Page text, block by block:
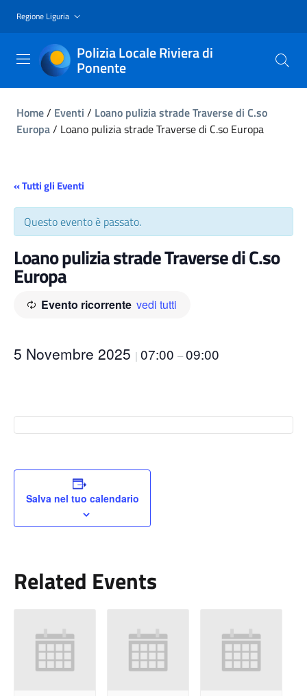
Regione Liguria
Polizia Locale Riviera di
Ponente
Home/ Eventi / Loano pulizia strade Traverse di C.so
Europa/ Loano pulizia strade Traverse di C.so Europa
« Tutti gli Eventi
Questo evento è passato.
Loano pulizia strade Traverse di C.so
Europa
Evento ricorrente vedi tutti
5 Novembre 2025 | 07:00 –09:00
Salva nel tuo calendario
Related Events